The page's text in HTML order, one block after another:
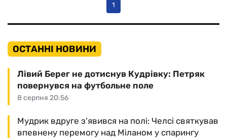
1
ОСТАННІ НОВИНИ
8 серпня 20:56
Лівий Берег не дотиснув Кудрівку: Петряк
повернувся на футбольне поле
Мудрик вдруге з'явився на полі: Челсі святкував
впевнену перемогу над Міланом у спарингу